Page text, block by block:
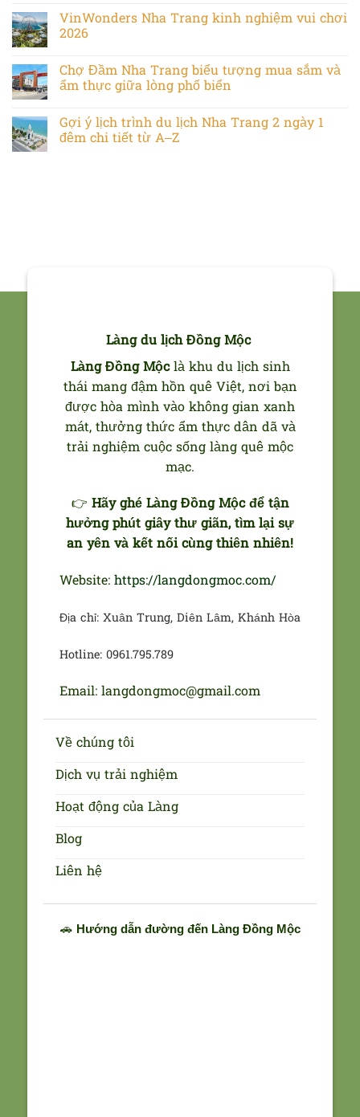
VinWonders Nha Trang kinh nghiệm vui chơi
2026
Chợ Đầm Nha Trang biểu tượng mua sắm và
ẩm thực giữa lòng phố biển
Gợi ý lịch trình du lịch Nha Trang 2 ngày 1
đêm chi tiết từ A–Z
Làng du lịch Đồng Mộc
Làng Đồng Mộclà khu du lịch sinh
thái mang đậm hồn quê Việt, nơi bạn
được hòa mình vào không gian xanh
mát, thưởng thức ẩm thực dân dã và
trải nghiệm cuộc sống làng quê mộc
mạc.
👉 Hãy ghé Làng Đồng Mộc để tận
hưởng phút giây thư giãn, tìm lại sự
an yên và kết nối cùng thiên nhiên!
Website: https://langdongmoc.com/
Địa chỉ: Xuân Trung, Diên Lâm, Khánh Hòa
Hotline: 0961.795.789
Email: langdongmoc@gmail.com
Về chúng tôi
Dịch vụ trải nghiệm
Hoạt động của Làng
Blog
Liên hệ
🚗 Hướng dẫn đường đến Làng Đồng Mộc